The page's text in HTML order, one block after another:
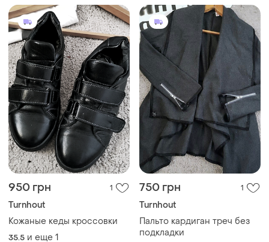
950 грн 1
Turnhout
Кожаные кеды кроссовки
35.5 и еще 1
750 грн 1
Turnhout
Пальто кардиган треч без
подкладки